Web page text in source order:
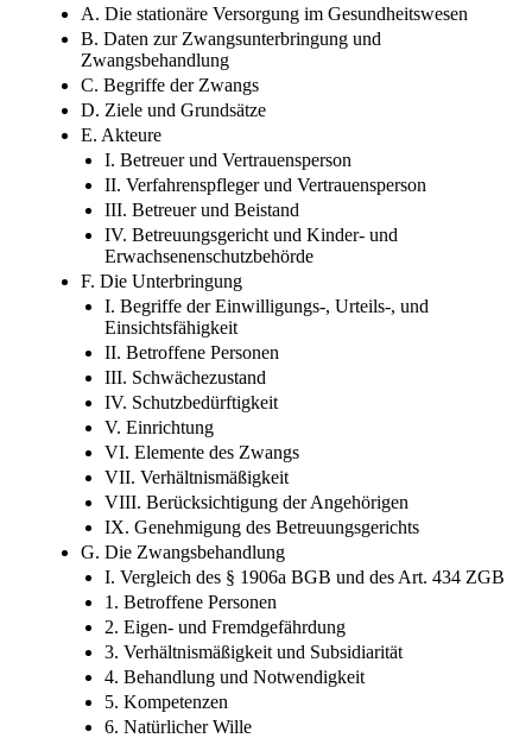
A. Die stationäre Versorgung im Gesundheitswesen
B. Daten zur Zwangsunterbringung und
Zwangsbehandlung
C. Begriffe der Zwangs
D. Ziele und Grundsätze
E. Akteure
I. Betreuer und Vertrauensperson
II. Verfahrenspfleger und Vertrauensperson
III. Betreuer und Beistand
IV. Betreuungsgericht und Kinder- und
Erwachsenenschutzbehörde
F. Die Unterbringung
I. Begriffe der Einwilligungs-, Urteils-, und
Einsichtsfähigkeit
II. Betroffene Personen
III. Schwächezustand
IV. Schutzbedürftigkeit
V. Einrichtung
VI. Elemente des Zwangs
VII. Verhältnismäßigkeit
VIII. Berücksichtigung der Angehörigen
IX. Genehmigung des Betreuungsgerichts
G. Die Zwangsbehandlung
I. Vergleich des § 1906a BGB und des Art. 434 ZGB
1. Betroffene Personen
2. Eigen- und Fremdgefährdung
3. Verhältnismäßigkeit und Subsidiarität
4. Behandlung und Notwendigkeit
5. Kompetenzen
6. Natürlicher Wille